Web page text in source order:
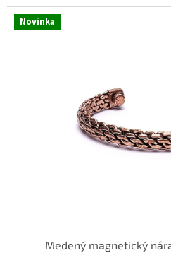
Novinka
Medený magnetický